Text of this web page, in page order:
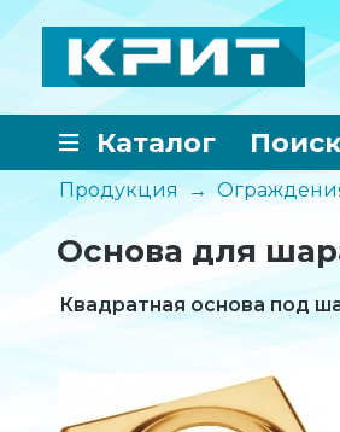
Каталог Поиск
Продукция →
Основа для
Квадратная основа под